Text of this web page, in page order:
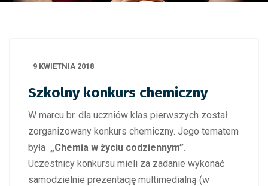
9 KWIETNIA 2018
Szkolny konkurs chemiczny
W marcu br. dla uczniów klas pierwszych został
zorganizowany konkurs chemiczny. Jego tematem
była „Chemia w życiu codziennym”.
Uczestnicy konkursu mieli za zadanie wykonać
samodzielnie prezentację multimedialną (w